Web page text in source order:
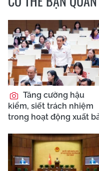
Tăng cường hậu
kiểm, siết trách nhiệm
trong hoạt động xuất